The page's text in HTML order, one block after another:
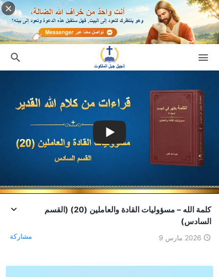
كلمة الله – مسؤوليات القادة والعاملين (20) (القسم
السادس)
2026 مارس 9 مشاركة